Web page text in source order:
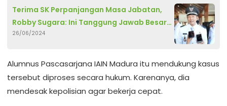
Terima SK Perpanjangan Masa Jabatan,
Robby Sugara: Ini Tanggung Jawab Besar
untuk Majukan Desa Kramat
26/06/2024
Alumnus Pascasarjana IAIN Madura itu mendukung kasus
tersebut diproses secara hukum. Karenanya, dia
mendesak kepolisian agar bekerja cepat.